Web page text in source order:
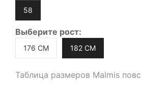
58
Выберите рост:
176 СМ 182 СМ
Таблица размеров Malmis